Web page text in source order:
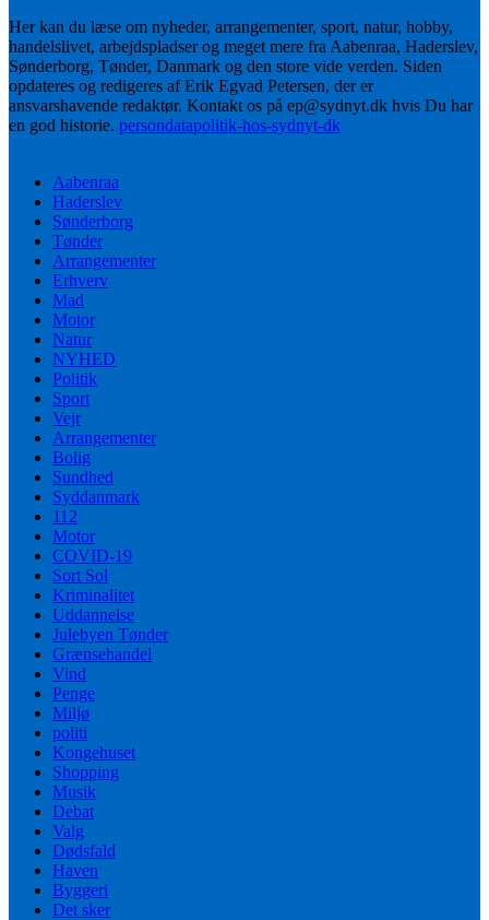
Her kan du læse om nyheder, arrangementer, sport, natur, hobby,
handelslivet, arbejdspladser og meget mere fra Aabenraa, Haderslev,
Sønderborg, Tønder, Danmark og den store vide verden. Siden
opdateres og redigeres af Erik Egvad Petersen, der er
ansvarshavende redaktør. Kontakt os på ep@sydnyt.dk hvis Du har
en god historie. persondatapolitik-hos-sydnyt-dk
Aabenraa
Haderslev
Sønderborg
Tønder
Arrangementer
Erhverv
Mad
Motor
Natur
NYHED
Politik
Sport
Vejr
Arrangementer
Bolig
Sundhed
Syddanmark
112
Motor
COVID-19
Sort Sol
Kriminalitet
Uddannelse
Julebyen Tønder
Grænsehandel
Vind
Penge
Miljø
politi
Kongehuset
Shopping
Musik
Debat
Valg
Dødsfald
Haven
Byggeri
Det sker